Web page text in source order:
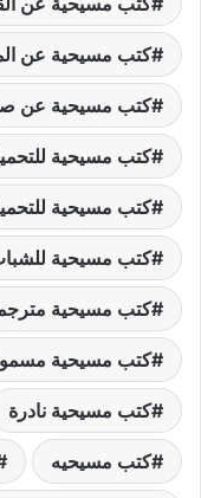
كتب مسيحية عن
كتب مسيحية عن
كتب مسيحية
كتب مسيحية
كتب مسيحية
كتب مسيحية
كتب مسيحية
كتب مسيحية نادرة
كتب مسيحيه